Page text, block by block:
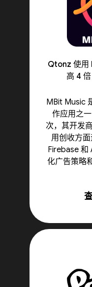
Qtonz 使用
高 4
MBit Music
作应用之
次，其开发
用创收方
Firebase 和
化广告策略